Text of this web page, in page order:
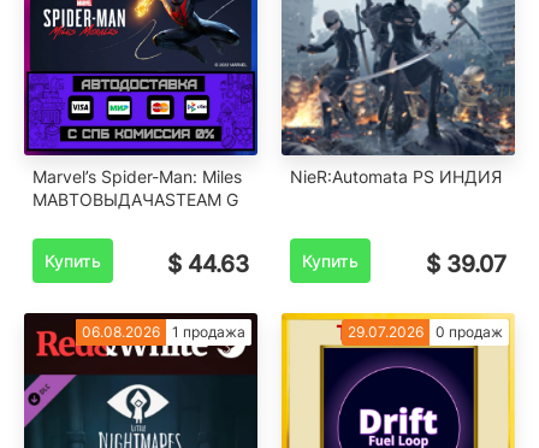
Marvel’s Spider-Man: Miles
MАВТОВЫДАЧАSTEAM G
Купить $ 44.63
NieR:Automata PS ИНДИЯ
Купить $ 39.07
06.08.2026 1 продажа 29.07.2026 0 продаж